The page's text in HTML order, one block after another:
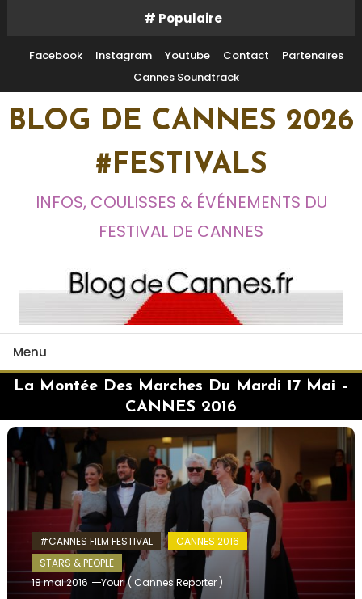
Content
# Populaire
Facebook Instagram Youtube Contact
Partenaires
Cannes Soundtrack
BLOG DE CANNES 2026
#FESTIVALS
INFOS, COULISSES & ÉVÉNEMENTS DU
FESTIVAL DE CANNES
Menu
La Montée Des Marches Du Mardi 17 Mai –
CANNES 2016
#CANNES FILM FESTIVAL
CANNES 2016
STARS & PEOPLE
18 mai 2016
Youri ( Cannes Reporter )